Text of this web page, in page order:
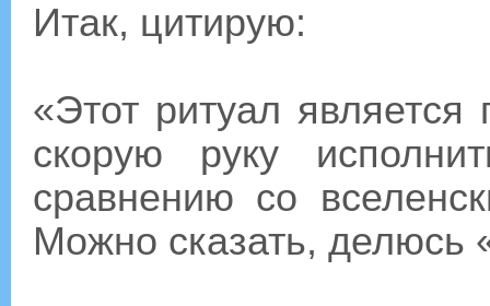
Итак, цитирую:
«Этот ритуал
скорую руку
сравнению со
Можно сказать, делюсь